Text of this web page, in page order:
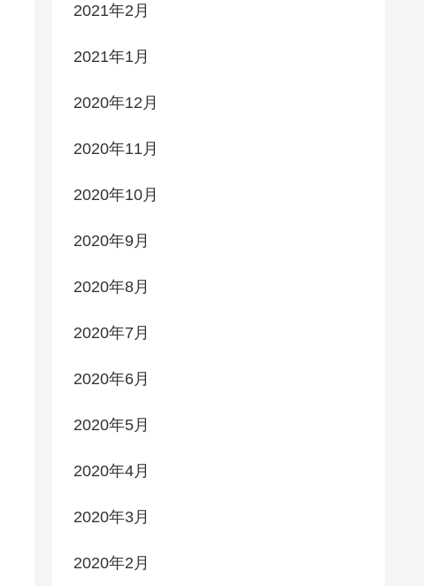
2021年2月
2021年1月
2020年12月
2020年11月
2020年10月
2020年9月
2020年8月
2020年7月
2020年6月
2020年5月
2020年4月
2020年3月
2020年2月